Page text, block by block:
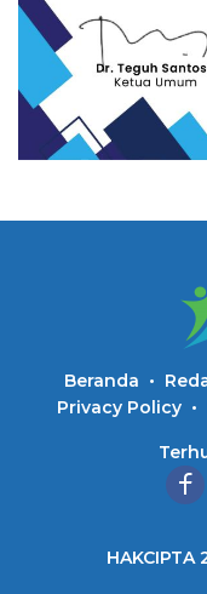
Beranda
Privacy Policy
HAKCIPTA